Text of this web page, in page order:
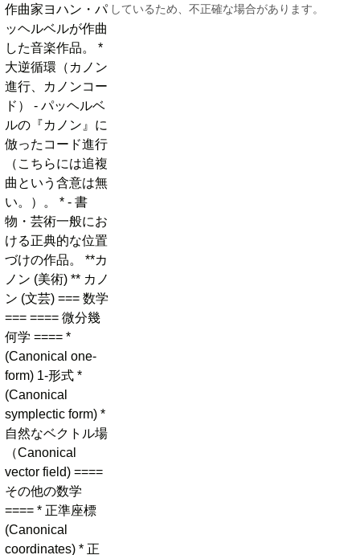
作曲家ヨハン・パ
ッヘルベルが作曲
した音楽作品。 *
大逆循環（カノン
進行、カノンコー
ド） - パッヘルベ
ルの『カノン』に
倣ったコード進行
（こちらには追複
曲という含意は無
い。）。 * - 書
物・芸術一般にお
ける正典的な位置
づけの作品。 **カ
ノン (美術) ** カノ
ン (文芸) === 数学
=== ==== 微分幾
何学 ==== *
(Canonical one-
form) 1-形式 *
(Canonical
symplectic form) *
自然なベクトル場
（Canonical
vector field) ====
その他の数学
==== * 正準座標
(Canonical
coordinates) * 正
しているため、不正確な場合があります。